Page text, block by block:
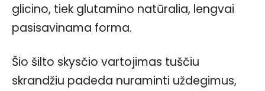
glicino, tiek glutamino natūralia, lengvai
pasisavinama forma.
Šio šilto skysčio vartojimas tuščiu
skrandžiu padeda nuraminti uždegimus,